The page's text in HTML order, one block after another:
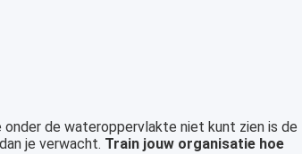
de wateroppervlakte niet kunt zien is de
je verwacht. Train jouw organisatie hoe